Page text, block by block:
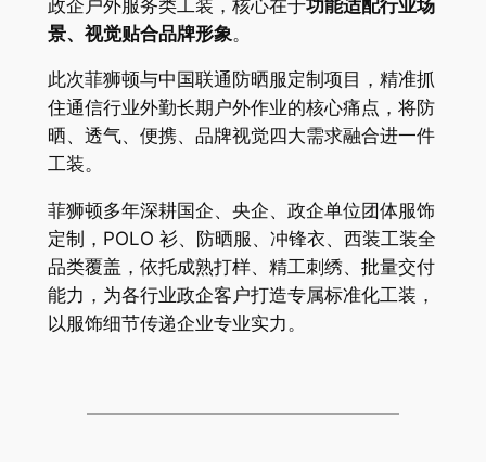
政企户外服务类工装，核心在于功能适配行业场
景、视觉贴合品牌形象 。
此次菲狮顿与中国联通防晒服定制项目，精准抓
住通信行业外勤长期户外作业的核心痛点，将防
晒、透气、便携、品牌视觉四大需求融合进一件
工装。
菲狮顿多年深耕国企、央企、政企单位团体服饰
定制，POLO 衫、防晒服、冲锋衣、西装工装全
品类覆盖，依托成熟打样、精工刺绣、批量交付
能力，为各行业政企客户打造专属标准化工装，
以服饰细节传递企业专业实力。